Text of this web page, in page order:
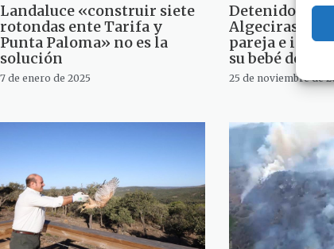
Landaluce «construir siete
rotondas ente Tarifa y
Punta Paloma» no es la
solución
7 de enero de 2025
Detenido un
Algeciras por
pareja e
su bebé de
25 de noviembre de